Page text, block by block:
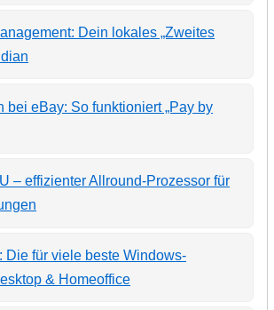
Dein lokales „Zweites
bei eBay: So funktioniert „Pay by
– effizienter Allround-Prozessor für
Die für viele beste Windows-
& Homeoffice